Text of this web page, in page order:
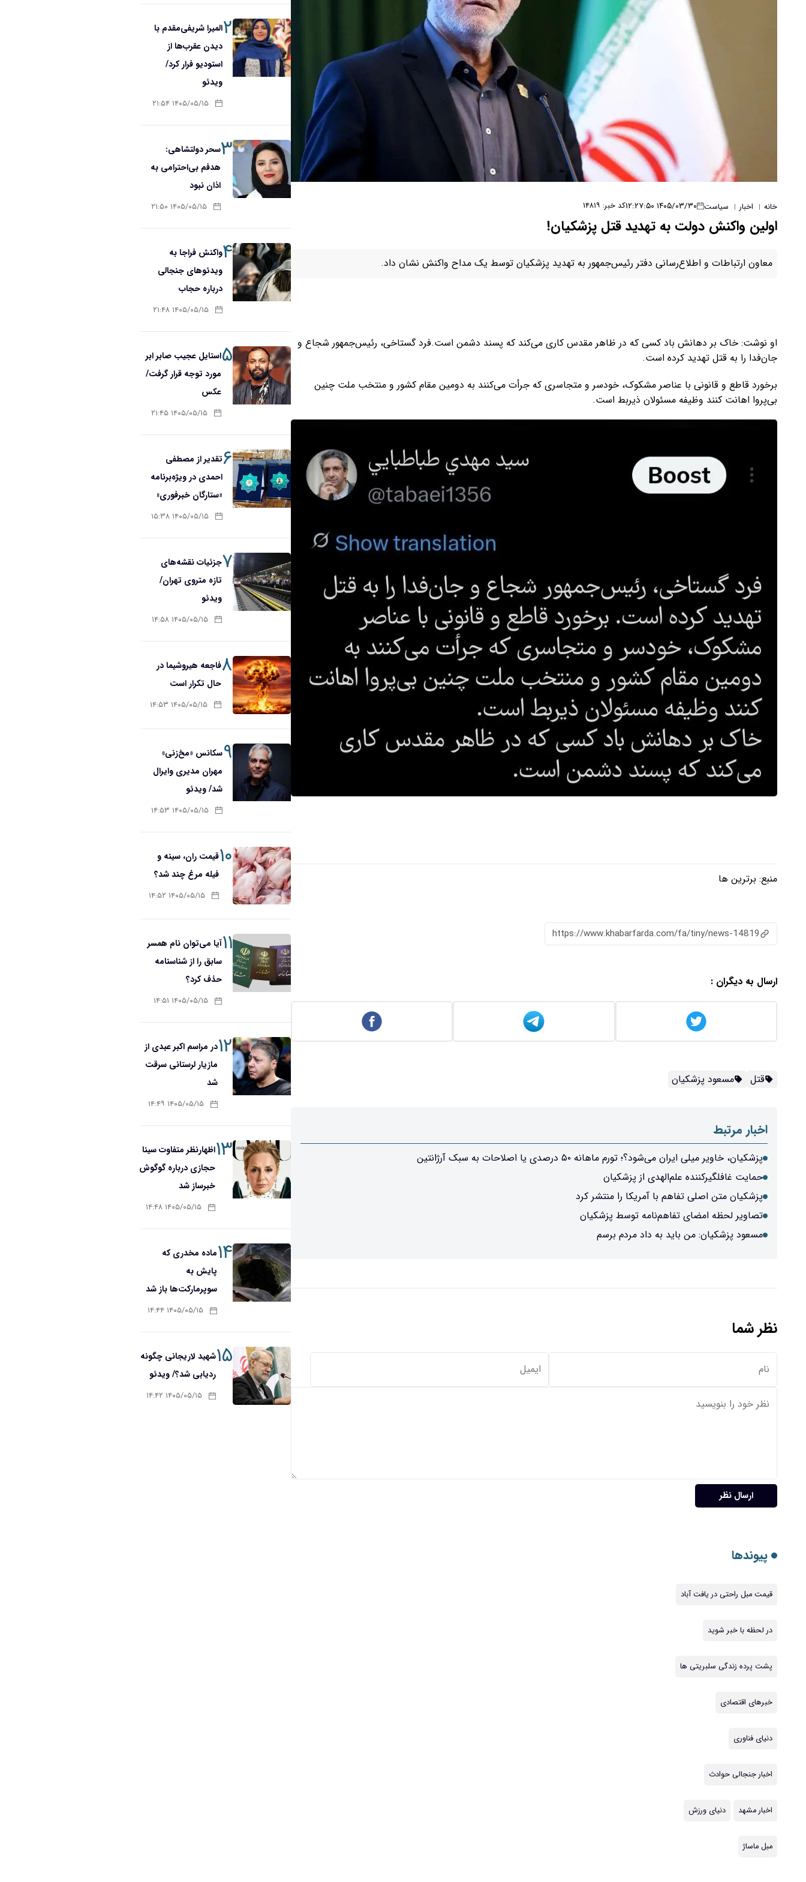
خانه | اخبار | سیاست ۱۴۰۵/۰۳/۳۰ ۱۲:۲۷:۵۰ کد خبر: ۱۴۸۱۹
اولین واکنش دولت به تهدید قتل پزشکیان!
معاون ارتباطات و اطلاع‌رسانی دفتر رئیس‌جمهور به تهدید پزشکیان توسط یک مداح واکنش نشان داد.
او نوشت: خاک بر دهانش باد کسی که در ظاهر مقدس کاری می‌کند که پسند دشمن است.فرد گستاخی، رئیس‌جمهور شجاع و
جان‌فدا را به قتل تهدید کرده است.
برخورد قاطع و قانونی با عناصر مشکوک، خودسر و متجاسری که جرأت می‌کنند به دومین مقام کشور و منتخب ملت چنین
بی‌پروا اهانت کنند وظیفه مسئولان ذیربط است.
منبع: برترین ها
https://www.khabarfarda.com/fa/tiny/news-14819
ارسال به دیگران :
قتل مسعود پزشکیان
اخبار مرتبط
پزشکیان، خاویر میلی ایران می‌شود؟؛ تورم ماهانه ۵۰ درصدی یا اصلاحات به سبک آرژانتین
حمایت غافلگیرکننده علم‌الهدی از پزشکیان
پزشکیان متن اصلی تفاهم‌ با آمریکا را منتشر کرد
تصاویر لحظه امضای تفاهم‌نامه توسط پزشکیان
مسعود پزشکیان: من باید به داد مردم برسم
نظر شما
ارسال نظر
۲المیرا شریفی‌مقدم با
دیدن عقرب‌ها از
استودیو فرار کرد/
ویدئو
۱۴۰۵/۰۵/۱۵ ۲۱:۵۴
۳سحر دولتشاهی:
هدفم بی‌احترامی به
اذان نبود
۱۴۰۵/۰۵/۱۵ ۲۱:۵۰
۴واکنش فراجا به
ویدئوهای جنجالی
درباره حجاب
۱۴۰۵/۰۵/۱۵ ۲۱:۴۸
۵استایل عجیب صابر ابر
مورد توجه قرار گرفت/
عکس
۱۴۰۵/۰۵/۱۵ ۲۱:۴۵
۶تقدیر از مصطفی
احمدی در ویژه‌برنامه
«ستارگان خبرفوری»
۱۴۰۵/۰۵/۱۵ ۱۵:۳۸
۷جزئیات نقشه‌های
تازه متروی تهران/
ویدئو
۱۴۰۵/۰۵/۱۵ ۱۴:۵۸
۸فاجعه هیروشیما در
حال تکرار است
۱۴۰۵/۰۵/۱۵ ۱۴:۵۳
۹سکانس «مخ‌زنی»
مهران مدیری وایرال
شد/ ویدئو
۱۴۰۵/۰۵/۱۵ ۱۴:۵۳
۱۰قیمت ران، سینه و
فیله مرغ چند شد؟
۱۴۰۵/۰۵/۱۵ ۱۴:۵۲
۱۱آیا می‌توان نام همسر
سابق را از شناسنامه
حذف کرد؟
۱۴۰۵/۰۵/۱۵ ۱۴:۵۱
۱۲در مراسم اکبر عبدی از
مازیار لرستانی سرقت
شد
۱۴۰۵/۰۵/۱۵ ۱۴:۴۹
۱۳اظهارنظر متفاوت سینا
حجازی درباره گوگوش
خبرساز شد
۱۴۰۵/۰۵/۱۵ ۱۴:۴۸
۱۴ماده مخدری که
پایش به
سوپرمارکت‌ها باز شد
۱۴۰۵/۰۵/۱۵ ۱۴:۴۴
۱۵شهید لاریجانی چگونه
ردیابی شد؟/ ویدئو
۱۴۰۵/۰۵/۱۵ ۱۴:۴۲
پیوندها
قیمت مبل راحتی در یافت آباد
در لحظه با خبر شوید
پشت پرده زندگی سلبریتی ها
خبرهای اقتصادی
دنیای فناوری
اخبار جنجالی حوادث
اخبار مشهد دنیای ورزش
مبل ماساژ